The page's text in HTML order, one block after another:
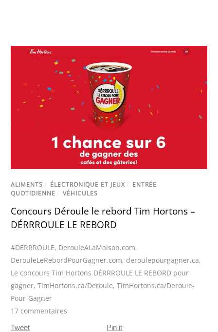
ALIMENTS / ÉLECTRONIQUE ET JEUX / ENTRÉE
QUOTIDIENNE / VÉHICULES
Concours Déroule le rebord Tim Hortons –
DÉRRROULE LE REBORD
#DERRROULE, DerouleALaMaison.com,
DerouleLeRebordPourGagner.com, deroulepourgagner.ca,
Le concours Tim Hortons DÉRRROULE LE REBORD pour
gagner,TimHortons.ca/Deroule,TimHortons.ca/Deroule-
Pour-Gagner
17 commentaires
Tweet Pin it